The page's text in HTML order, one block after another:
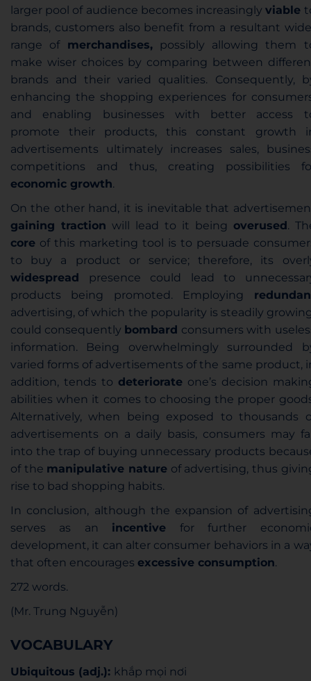
larger pool of audience becomes increasinglyviable
brands, customers also benefit from a resultant
range of merchandises,possibly allowing them
make wiser choices by comparing between
brands and their varied qualities. Consequently,
enhancing the shopping experiences for
and enabling businesses with better access
promote their products, this constant growth
advertisements ultimately increases sales,
competitions and thus, creating possibilities
economic growth.
On the other hand, it is inevitable that
gaining traction will lead to it being overused.
core of this marketing tool is to persuade
to buy a product or service; therefore, its
widespread presence could lead to
products being promoted. Employing
advertising, of which the popularity is steadily
could consequently bombard consumers with
information. Being overwhelmingly surrounded
varied forms of advertisements of the same product,
addition, tends to deteriorateone’s decision
abilities when it comes to choosing the proper
Alternatively, when being exposed to thousands
advertisements on a daily basis, consumers may
into the trap of buying unnecessary products
of the manipulative nature of advertising, thus
rise to bad shopping habits.
In conclusion, although the expansion of
serves as an incentive for further
development, it can alter consumer behaviors in a
that often encourages excessive consumption.
272 words.
(Mr. Trung Nguyễn)
VOCABULARY
Ubiquitous (adj.): khắp mọi nơi